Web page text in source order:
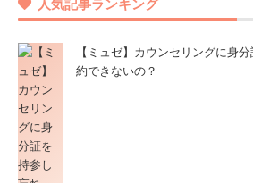
人気記事ランキング
【ミュゼ】カウンセリングに身
約できないの？